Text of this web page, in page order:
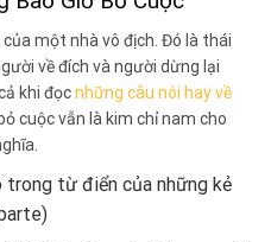
một nhà vô địch. Đó là thái
về đích và người dừng lại
khi đọcnhững câu nói hay về
cuộc vẫn là kim chỉ nam cho
từ điển của những kẻ